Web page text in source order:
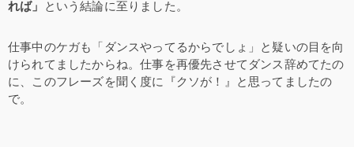
れば」 という結論に至りました。
仕事中のケガも「ダンスやってるからでしょ」と疑いの目を向
けられてましたからね。仕事を再優先させてダンス辞めてたの
に、このフレーズを聞く度に『クソが！』と思ってましたの
で。